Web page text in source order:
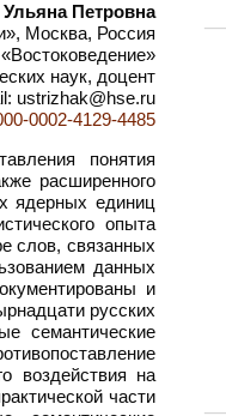
Петровна
Москва, Россия
наук, доцент
ustrizhak@hse.ru
0002-4129-4485
понятия
расширенного
ядерных единиц
опыта
слов, связанных
данных
и
русских
семантические
воздействия на
части